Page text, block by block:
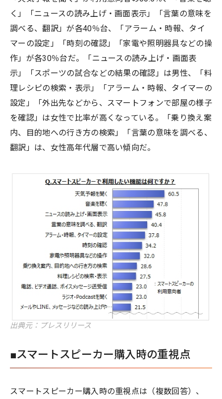
く」「ニュースの読み上げ・画面表示」「言葉の意味を
調べる、翻訳」が各40％台、「アラーム・時報、タイ
マーの設定」「時刻の確認」「家電や照明器具などの操
作」が各30％台だ。「ニュースの読み上げ・画面表
示」「スポーツの試合などの結果の確認」は男性、「料
理レシピの検索・表示」「アラーム・時報、タイマーの
設定」「外出先などから、スマートフォンで部屋の様子
を確認」は女性で比率が高くなっている。「乗り換え案
内、目的地への行き方の検索」「言葉の意味を調べる、
翻訳」は、女性高年代層で高い傾向だ。
出典元：プレスリリース
■スマートスピーカー購入時の重視点
スマートスピーカー購入時の重視点は（複数回答）、